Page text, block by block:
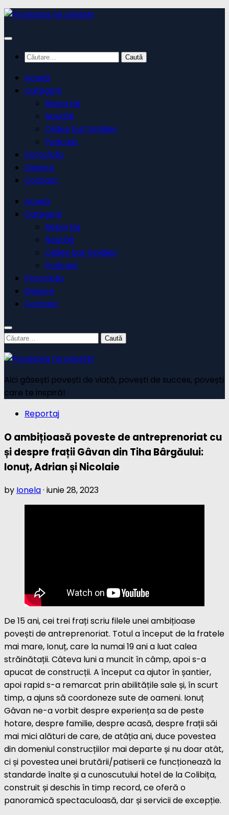
Skip
content
Caută
Acasă
Categorii
Reportaj
Noutăți
Oldies but Goldies
Podcast
Portofoliu
Despre
Contact
Acasă
Categorii
Reportaj
Noutăți
Oldies but Goldies
Podcast
Portofoliu
Despre
Contact
Caută
după:
Aici găsești povești de viață, povești de succes, povești
care te inspiră!
Reportaj
O ambițioasă poveste de antreprenoriat cu
și despre frații Gâvan din Tiha Bârgăului:
Ionuț, Adrian și Nicolaie
by Ionela· iunie 28, 2023
De 15 ani, cei trei frați scriu filele unei ambițioase
povești de antreprenoriat. Totul a început de la fratele
mai mare, Ionuț, care la numai 19 ani a luat calea
străinătații. Câteva luni a muncit în câmp, apoi s-a
apucat de construcții. A început ca ajutor în șantier,
apoi rapid s-a remarcat prin abilitățile sale și, în scurt
timp, a ajuns să coordoneze sute de oameni. Ionuț
Gâvan ne-a vorbit despre experiența sa de peste
hotare, despre familie, despre acasă, despre frații săi
mai mici alături de care, de atâția ani, duce povestea
din domeniul construcțiilor mai departe și nu doar atât,
ci și povestea unei brutării/patiserii ce funcționează la
standarde înalte și a cunoscutului hotel de la Colibița,
construit și deschis în timp record, ce oferă o
panoramică spectaculoasă, dar și servicii de excepție.